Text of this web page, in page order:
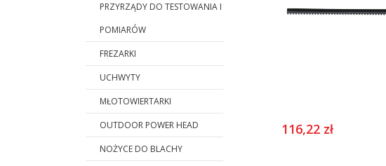
PRZYRZĄDY DO TESTOWANIA I
POMIARÓW
FREZARKI
UCHWYTY
MŁOTOWIERTARKI
OUTDOOR POWER HEAD
NOŻYCE DO BLACHY
116,22 zł